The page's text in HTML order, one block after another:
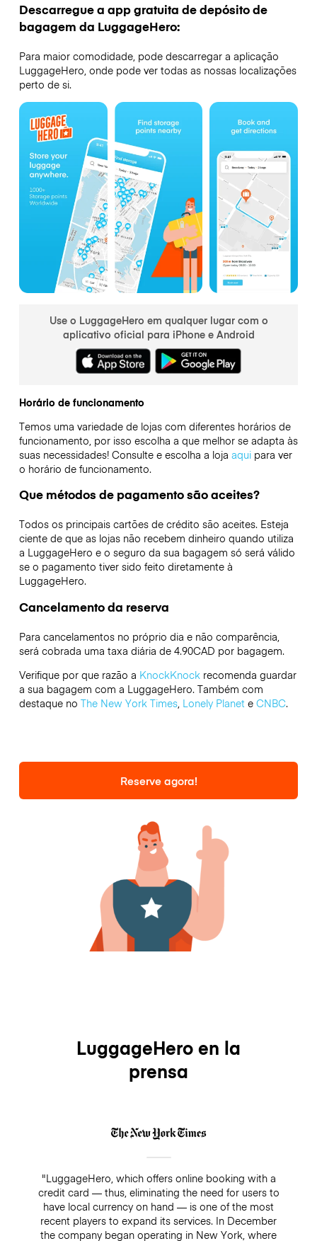
Descarregue a app gratuita de depósito de
bagagem da LuggageHero:
Para maior comodidade, pode descarregar a aplicação
LuggageHero, onde pode ver todas as nossas localizações
perto de si.
Use o LuggageHero em qualquer lugar com o
aplicativo oficial para iPhone e Android
Horário de funcionamento
Temos uma variedade de lojas com diferentes horários de
funcionamento, por isso escolha a que melhor se adapta às
suas necessidades! Consulte e escolha a loja aquipara ver
o horário de funcionamento.
Que métodos de pagamento são aceites?
Todos os principais cartões de crédito são aceites. Esteja
ciente de que as lojas não recebem dinheiro quando utiliza
a LuggageHero e o seguro da sua bagagem só será válido
se o pagamento tiver sido feito diretamente à
LuggageHero.
Cancelamento da reserva
Para cancelamentos no próprio dia e não comparência,
será cobrada uma taxa diária de 4.90CAD por bagagem.
Verifique por que razão a KnockKnockrecomenda guardar
a sua bagagem com a LuggageHero. Também com
destaque no The New York Times, Lonely Planete CNBC.
Reserve agora!
LuggageHero en la
prensa
"LuggageHero, which offers online booking with a
credit card — thus, eliminating the need for users to
have local currency on hand — is one of the most
recent players to expand its services. In December
the company began operating in New York, where